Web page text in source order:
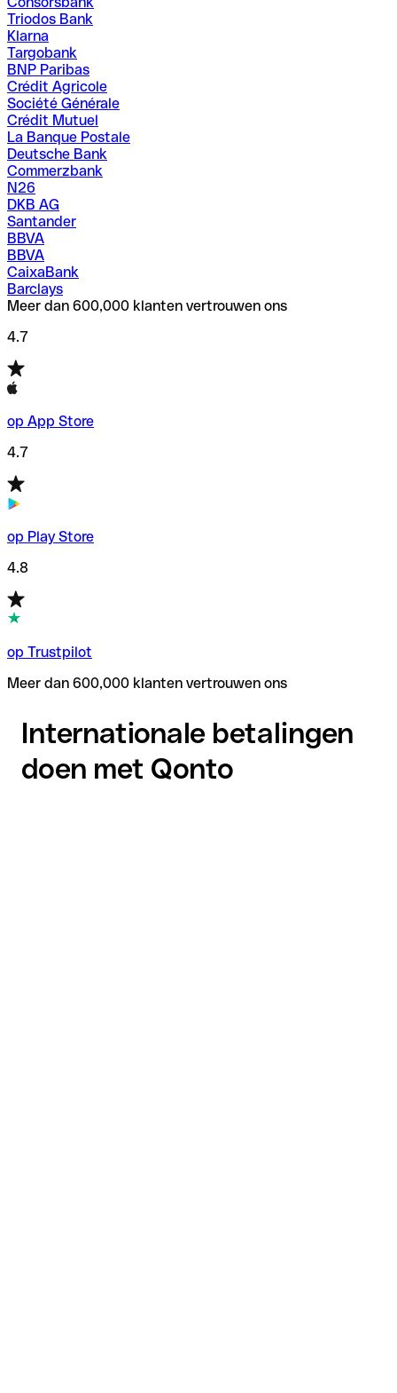
Triodos Bank
Klarna
Targobank
BNP Paribas
Crédit Agricole
Société Générale
Crédit Mutuel
La Banque Postale
Deutsche Bank
Commerzbank
N26
DKB AG
Santander
BBVA
BBVA
CaixaBank
Barclays
Meer dan 600,000 klanten vertrouwen ons
4.7
op App Store
4.7
op Play Store
4.8
op Trustpilot
Meer dan 600,000 klanten vertrouwen ons
Internationale betalingen
doen met Qonto